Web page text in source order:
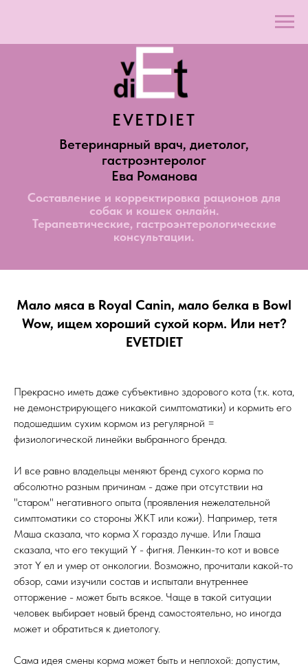
EVETDIET
Ветеринарный врач, диетолог,
гастроэнтеролог
Ева Романова
Составление и корректировка рационов для
собак и кошек онлайн.
Терапевтические, гастроэнтерологические
консультации.
Мало мяса в Royal Canin, мало белка в Bowl
Wow, ищем хороший сухой корм. Или нет?
EVETDIET
Прекрасно иметь даже субъективно здорового кота (т.к. кота,
не демонстрирующего никакой симптоматики) и кормить его
подошедшим сухим кормом из регулярной =
физиологической линейки выбранного бренда.
И все равно владельцы меняют бренд сухого корма по
абсолютно разным причинам - даже при отсутствии на
"старом" негативного опыта (проявления нежелательной
симптоматики со стороны ЖКТ или кожи). Например, тетя
Маша сказала, что корма Х гораздо лучше. Или Глаша
сказала, что его текущий Y - фигня. Ленкин-то кот и вовсе
этот Y ел и умер от онкологии. Возможно, прочитали какой-то
обзор, сами изучили состав и испытали внутреннее
отторжение - может быть всякое. Чаще в такой ситуации
человек выбирает новый бренд самостоятельно, но иногда
может и обратиться к диетологу.
Сама идея смены корма может быть и неплохой: допустим,